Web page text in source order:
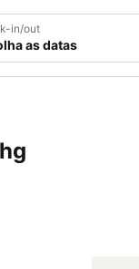
in/out
as datas